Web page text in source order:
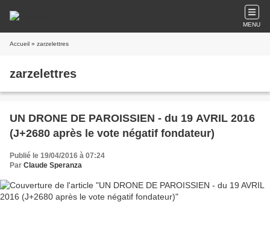
MENU
Accueil » zarzelettres
zarzelettres
UN DRONE DE PAROISSIEN - du 19 AVRIL 2016
(J+2680 après le vote négatif fondateur)
Publié le 19/04/2016 à 07:24
Par Claude Speranza